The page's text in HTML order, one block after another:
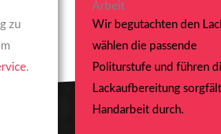
zu
.
Arbeit
Wir begutachten den
wählen die passende
Politurstufe und führen
Lackaufbereitung
Handarbeit durch.